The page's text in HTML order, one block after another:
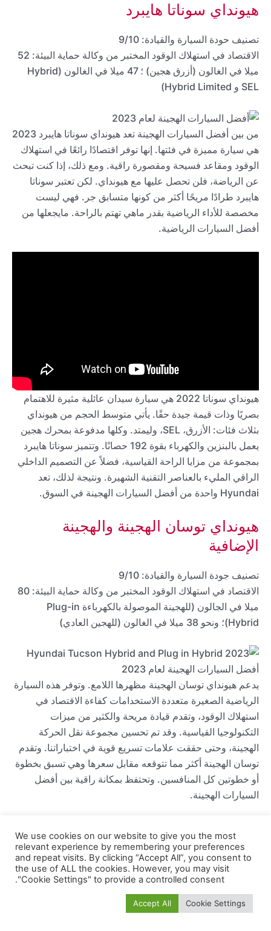
هيونداي سوناتا هايبرد
تصنيف حودة السيارة والقيادة: 9/10
الاقتصاد في استهلاك الوقود المختبر من وكالة حماية البيئة: 52
ميلا في الغالون (أزرق هجين) ؛ 47 ميلا في الغالون (Hybrid
SEL و Hybrid Limited)
من بين أفضل السيارات الهجينة تعد هيونداي سوناتا هايبرد 2023
هي سيارة مميزة في فئتها. إنها توفر اقتصادًا رائعًا في استهلاك
الوقود ومقاعد فسيحة ومقصورة راقية. ومع ذلك، إذا كنت تبحث
عن الرياضة، فلن تحصل عليها مع هيونداي. لكن تعتبر سوناتا
هايبرد طرادًا مريحًا أكثر من كونها متسابق جر. فهي ليست
مخصصة للأداء الرياضية بقدر ماهي تهتم بالراحة. مايجعلها من
أفضل السيارات الرياضية.
هيونداي سوناتا 2022 هي سيارة سيدان عائلية مثيرة للاهتمام
بصريًا وذات قيمة جيدة حقًا. يأتي متوسط الحجم من هيونداي
بثلاث فئات: الأزرق، SEL، وليمتد. وكلها مدفوعة بمحرك هجين
يعمل بالبنزين والكهرباء بقوة 192 حصانًا. وتتميز سوناتا هايبرد
بمجموعة من مزايا الراحة القياسية، فضلاً عن التصميم الداخلي
الراقي المليء بالعناصر التقنية الشهيرة. ونتيجة لذلك، تعد
Hyundai واحدة من أفضل السيارات الهجينة في السوق.
هيونداي توسان الهجينة والهجينة
الإضافية
تصنيف جودة السيارة والقيادة: 9/10
الاقتصاد في استهلاك الوقود المختبر من وكالة حماية البيئة: 80
ميلا في الجالون (للهجينة الموصولة بالكهرباءة Plug-in
Hybrid)؛ ونحو 38 ميلا في الغالون (للهجين العادي)
يدعم هيونداي توسان الهجينة مظهرها اللامع. وتوفر هذه السيارة
الرياضية الصغيرة متعددة الاستخدامات كفاءة الاقتصاد في
استهلاك الوقود، وتقدم قيادة مريحة والكثير من ميزات
التكنولوجيا القياسية. وقد تم تحسين مجموعة نقل الحركة
الهجينة، وحتى حققت علامات تسريع قوية في اختباراتنا. وتقدم
توسان الهجينة أكثر مما تتوقعه مقابل سعرها وهي تسبق بخطوة
أو خطوتين كل المنافسين. وتحتفظ بمكانة راقية بين أفضل
السيارات الهجينة.
We use cookies on our website to give you the most
relevant experience by remembering your preferences
and repeat visits. By clicking “Accept All”, you consent to
the use of ALL the cookies. However, you may visit
"Cookie Settings" to provide a controlled consent.
Cookie Settings
Accept All